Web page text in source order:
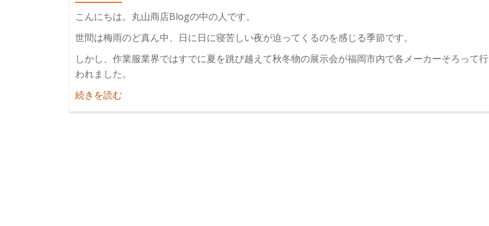
こんにちは。丸山商店Blogの中の人です。
世間は梅雨のど真ん中、日に日に寝苦しい夜が迫ってくるのを感じる季節です。
しかし、作業服業界ではすでに夏を跳び越えて秋冬物の展示会が福岡市内で各メーカーそろって行
われました。
続きを読む